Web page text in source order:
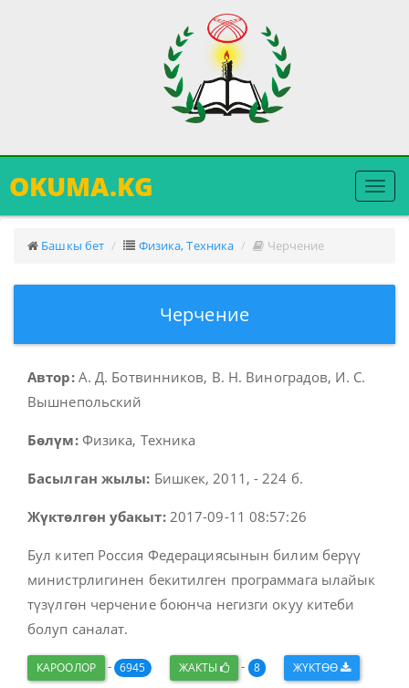
OKUMA.KG
Башкы бет Физика, Техника Черчение
Черчение
Автор:А. Д. Ботвинников, В. Н. Виноградов, И. С.
Вышнепольский
Бөлүм:Физика, Техника
Басылган жылы: Бишкек, 2011, - 224 б.
Жүктөлгөн убакыт:2017-09-11 08:57:26
Бул китеп Россия Федерациясынын билим берүү
министрлигинен бекитилген программага ылайык
түзүлгөн черчение боюнча негизги окуу китеби
болуп саналат.
КАРООЛОР - 6945 ЖАКТЫ - 8 ЖҮКТӨӨ